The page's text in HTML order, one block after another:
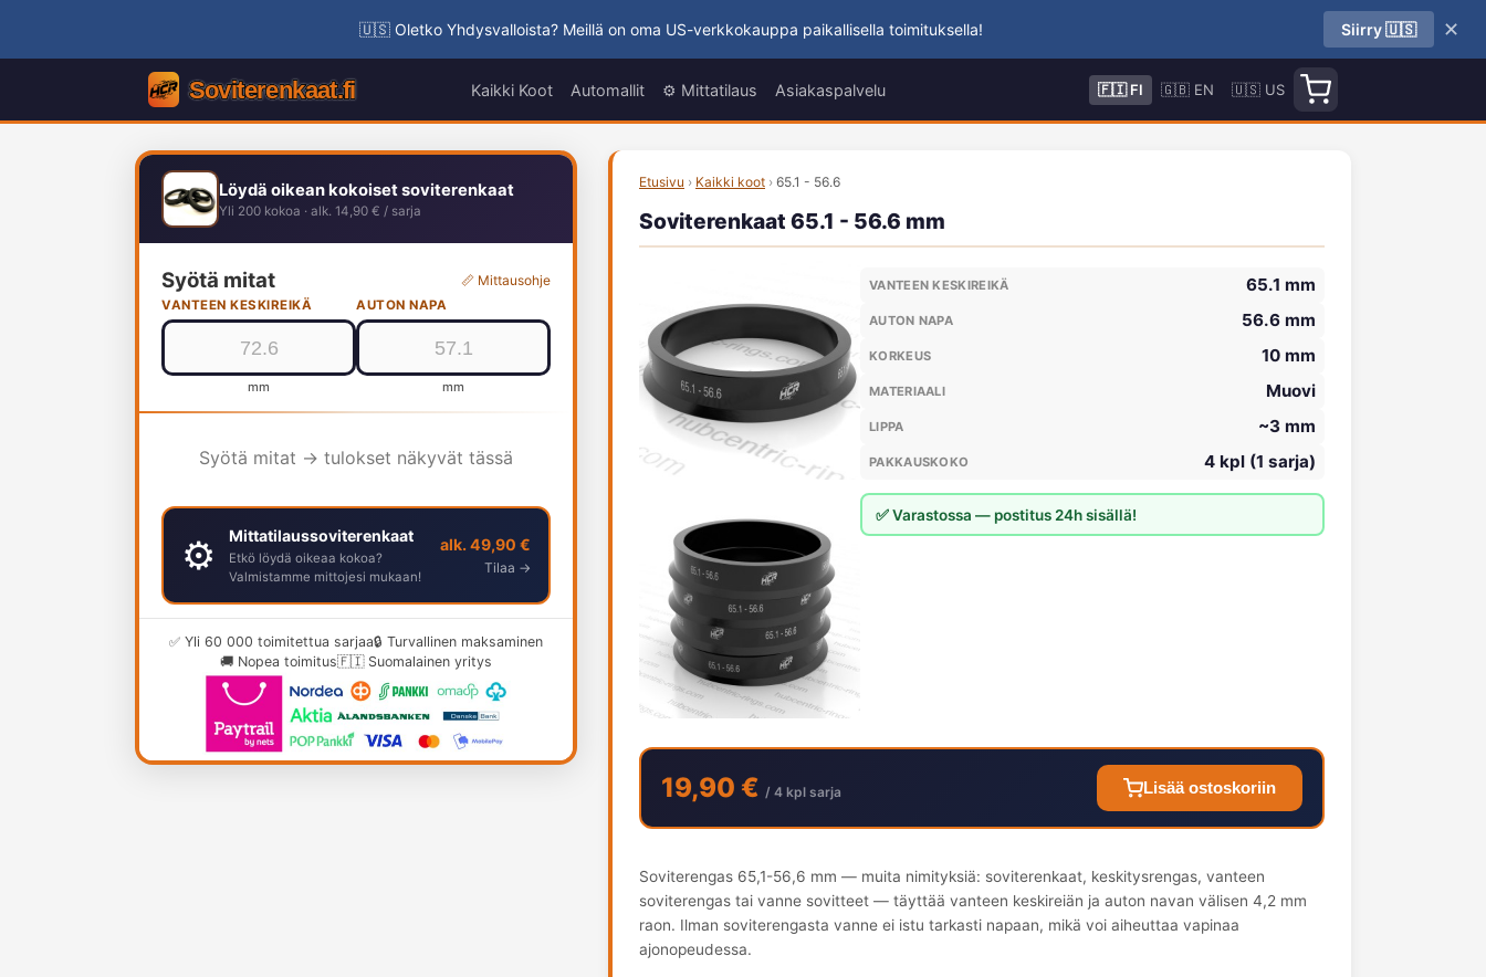
🇺🇸 Oletko Yhdysvalloista? Meillä on oma US-verkkokauppa paikallisella toimituksella! Siirry 🇺🇸 ✕
Kaikki Koot Automallit ⚙️ Mittatilaus Asiakaspalvelu 🇫🇮 FI 🇬🇧 EN 🇺🇸 US
Löydä oikean kokoiset soviterenkaat
Yli 200 kokoa · alk. 14,90 € / sarja
Syötä mitat 📏 Mittausohje
VANTEEN KESKIREIKÄ
mm
AUTON NAPA
mm
Syötä mitat → tulokset näkyvät tässä
⚙️ Mittatilaussoviterenkaat
Etkö löydä oikeaa kokoa?
Valmistamme mittojesi mukaan!
alk. 49,90 €
Tilaa →
✅ Yli 60 000 toimitettua sarjaa🔒 Turvallinen maksaminen
🚚 Nopea toimitus🇫🇮 Suomalainen yritys
Etusivu › Kaikki koot › 65.1 - 56.6
Soviterenkaat 65.1 - 56.6 mm
VANTEEN KESKIREIKÄ 65.1 mm
AUTON NAPA 56.6 mm
KORKEUS 10 mm
MATERIAALI Muovi
LIPPA ~3 mm
PAKKAUSKOKO 4 kpl (1 sarja)
✅ Varastossa — postitus 24h sisällä!
19,90 € / 4 kpl sarja Lisää ostoskoriin
Soviterengas 65,1-56,6 mm — muita nimityksiä: soviterenkaat, keskitysrengas, vanteen
soviterengas tai vanne sovitteet — täyttää vanteen keskireiän ja auton navan välisen 4,2 mm
raon. Ilman soviterengasta vanne ei istu tarkasti napaan, mikä voi aiheuttaa vapinaa
ajonopeudessa.